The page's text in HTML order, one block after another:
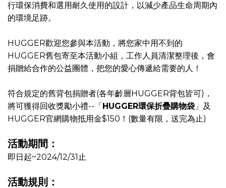
行環保消費和選用耐久使用的設計，以減少產品生命周期內
的環境足跡。
HUGGER歡迎您參與本活動，將您家中用不到的
HUGGER舊包寄至本活動小組，工作人員清潔整理後，會
捐贈給合作的公益團體，把您的愛心傳遞給需要的人！
符合規定的舊背包捐贈者(各年齡層HUGGER背包皆可)，
將可獲得回收獎勵小禮--「 HUGGER環保折疊購物袋 」及
HUGGER官網購物抵用金$150！(數量有限，送完為止)
活動期間：
即日起~2024/12/31止
活動規則：